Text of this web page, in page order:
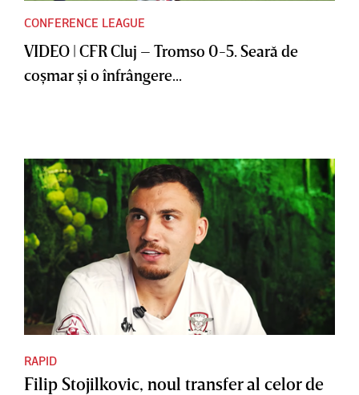
CONFERENCE LEAGUE
VIDEO | CFR Cluj – Tromso 0-5. Seară de
coşmar şi o înfrângere...
RAPID
Filip Stojilkovic, noul transfer al celor de